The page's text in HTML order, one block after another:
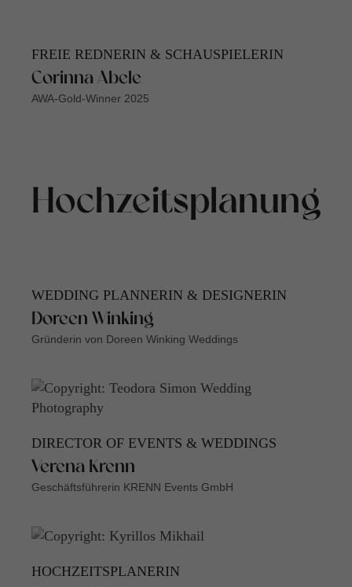
FREIE REDNERIN & SCHAUSPIELERIN
Corinna Abele
AWA-Gold-Winner 2025
Hochzeitsplanung
WEDDING PLANNERIN & DESIGNERIN
Doreen Winking
Gründerin von Doreen Winking Weddings
DIRECTOR OF EVENTS & WEDDINGS
Verena Krenn
Geschäftsführerin KRENN Events GmbH
HOCHZEITSPLANERIN